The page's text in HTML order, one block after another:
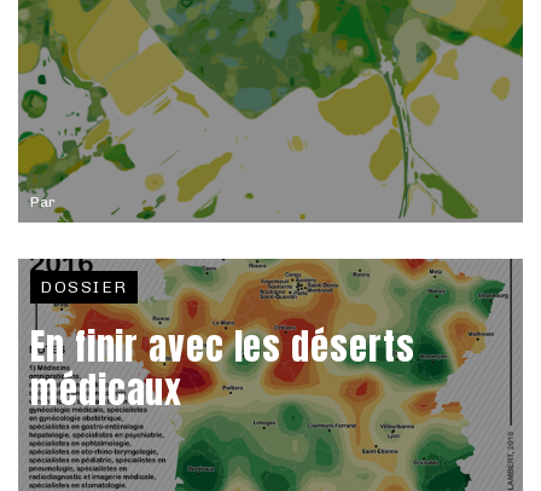
Par
DOSSIER
En finir avec les déserts
médicaux